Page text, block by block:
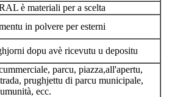
è materiali per a scelta
in polvere per esterni
dopu avè ricevutu u depositu
parcu, piazza,all'apertu,
prughjettu di parcu municipale,
ecc.